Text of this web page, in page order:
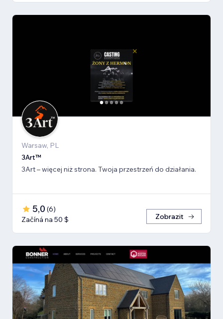
Warsaw, PL
3Art™
3Art – więcej niż strona. Twoja przestrzeń do działania.
5,0 (6)
Začíná na 50 $
Zobrazit